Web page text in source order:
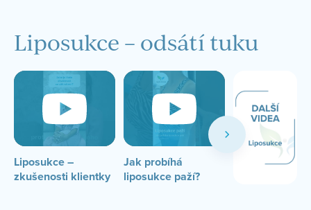
Liposukce – odsátí tuku
Liposukce –
zkušenosti klientky
Jak probíhá
liposukce paží?
Chodí na